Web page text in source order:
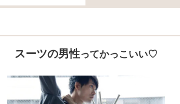
スーツの男性ってかっこいい♡